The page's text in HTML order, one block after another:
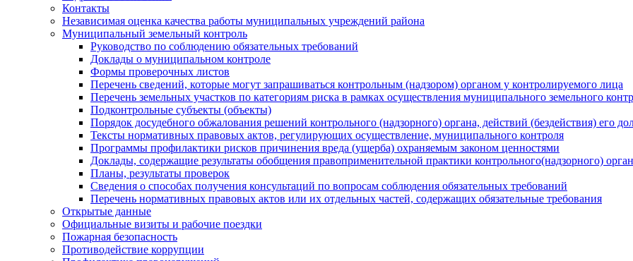
Контакты
Независимая оценка качества работы муниципальных учреждений района
Муниципальный земельный контроль
Руководство по соблюдению обязательных требований
Доклады о муниципальном контроле
Формы проверочных листов
Перечень сведений, которые могут запрашиваться контрольным (надзором) органом у контролируемого лица
Перечень земельных участков по категориям риска в рамках осуществления муниципального земельного
Подконтрольные субъекты (объекты)
Порядок досудебного обжалования решений контрольного (надзорного) органа, действий (бездействия) его
Тексты нормативных правовых актов, регулирующих осуществление, муниципального контроля
Программы профилактики рисков причинения вреда (ущерба) охраняемым законом ценностями
Доклады, содержащие результаты обобщения правоприменительной практики контрольного(надзорного)
Планы, результаты проверок
Сведения о способах получения консультаций по вопросам соблюдения обязательных требований
Перечень нормативных правовых актов или их отдельных частей, содержащих обязательные требования
Открытые данные
Официальные визиты и рабочие поездки
Пожарная безопасность
Противодействие коррупции